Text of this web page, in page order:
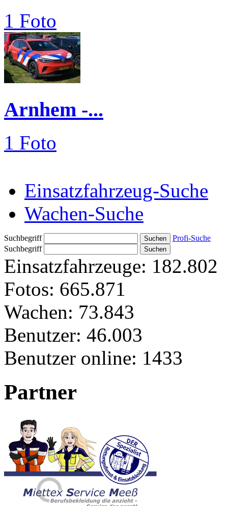
1 Foto
Arnhem -...
1 Foto
Einsatzfahrzeug-Suche
Wachen-Suche
Suchbegriff
Profi-Suche
Suchbegriff
Einsatzfahrzeuge: 182.802
Fotos: 665.871
Wachen: 73.843
Benutzer: 46.003
Benutzer online: 1433
Partner